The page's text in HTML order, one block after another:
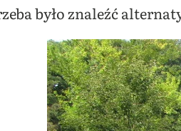
było znaleźć